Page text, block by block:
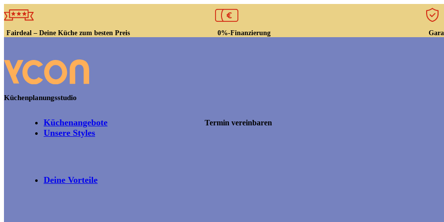
Fairdeal – Deine Küche zum besten Preis 0%-Finanzierung
Küchenplanungsstudio
Küchenangebote
Unsere Styles
Deine Vorteile
Termin vereinbaren